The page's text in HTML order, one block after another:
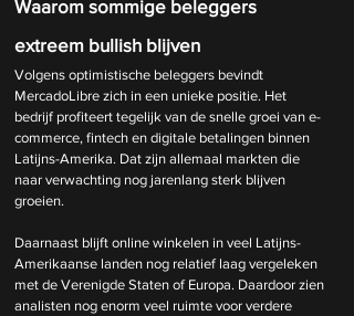
Waarom sommige beleggers
extreem bullish blijven
Volgens optimistische beleggers bevindt
MercadoLibre zich in een unieke positie. Het
bedrijf profiteert tegelijk van de snelle groei van e-
commerce, fintech en digitale betalingen binnen
Latijns-Amerika. Dat zijn allemaal markten die
naar verwachting nog jarenlang sterk blijven
groeien.
Daarnaast blijft online winkelen in veel Latijns-
Amerikaanse landen nog relatief laag vergeleken
met de Verenigde Staten of Europa. Daardoor zien
analisten nog enorm veel ruimte voor verdere